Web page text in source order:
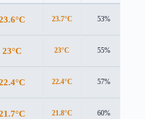
23.7°C 53%
23°C 23°C 55%
22.4°C 57%
21.8°C 60%